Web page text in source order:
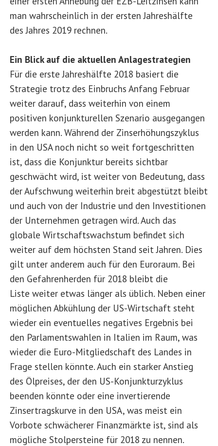
man wahrscheinlich in der ersten Jahreshälfte
des Jahres 2019 rechnen.
Ein Blick auf die aktuellen Anlagestrategien
Für die erste Jahreshälfte 2018 basiert die
Strategie trotz des Einbruchs Anfang Februar
weiter darauf, dass weiterhin von einem
positiven konjunkturellen Szenario ausgegangen
werden kann. Während der Zinserhöhungszyklus
in den USA noch nicht so weit fortgeschritten
ist, dass die Konjunktur bereits sichtbar
geschwächt wird, ist weiter von Bedeutung, dass
der Aufschwung weiterhin breit abgestützt bleibt
und auch von der Industrie und den Investitionen
der Unternehmen getragen wird. Auch das
globale Wirtschaftswachstum befindet sich
weiter auf dem höchsten Stand seit Jahren. Dies
gilt unter anderem auch für den Euroraum. Bei
den Gefahrenherden für 2018 bleibt die
Liste weiter etwas länger als üblich. Neben einer
möglichen Abkühlung der US-Wirtschaft steht
wieder ein eventuelles negatives Ergebnis bei
den Parlamentswahlen in Italien im Raum, was
wieder die Euro-Mitgliedschaft des Landes in
Frage stellen könnte. Auch ein starker Anstieg
des Ölpreises, der den US-Konjunkturzyklus
beenden könnte oder eine invertierende
Zinsertragskurve in den USA, was meist ein
Vorbote schwächerer Finanzmärkte ist, sind als
mögliche Stolpersteine für 2018 zu nennen.